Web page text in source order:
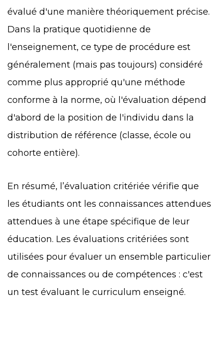
évalué d'une manière théoriquement précise.
Dans la pratique quotidienne de
l'enseignement, ce type de procédure est
généralement (mais pas toujours) considéré
comme plus approprié qu'une méthode
conforme à la norme, où l'évaluation dépend
d'abord de la position de l'individu dans la
distribution de référence (classe, école ou
cohorte entière).
En résumé, l’évaluation critériée vérifie que
les étudiants ont les connaissances attendues
attendues à une étape spécifique de leur
éducation. Les évaluations critériées sont
utilisées pour évaluer un ensemble particulier
de connaissances ou de compétences : c'est
un test évaluant le curriculum enseigné.